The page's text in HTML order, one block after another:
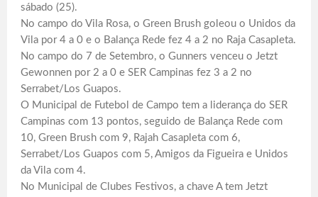
sábado (25).
No campo do Vila Rosa, o Green Brush goleou o Unidos da
Vila por 4 a 0 e o Balança Rede fez 4 a 2 no Raja Casapleta.
No campo do 7 de Setembro, o Gunners venceu o Jetzt
Gewonnen por 2 a 0 e SER Campinas fez 3 a 2 no
Serrabet/Los Guapos.
O Municipal de Futebol de Campo tem a liderança do SER
Campinas com 13 pontos, seguido de Balança Rede com
10, Green Brush com 9, Rajah Casapleta com 6,
Serrabet/Los Guapos com 5, Amigos da Figueira e Unidos
da Vila com 4.
No Municipal de Clubes Festivos, a chave A tem Jetzt